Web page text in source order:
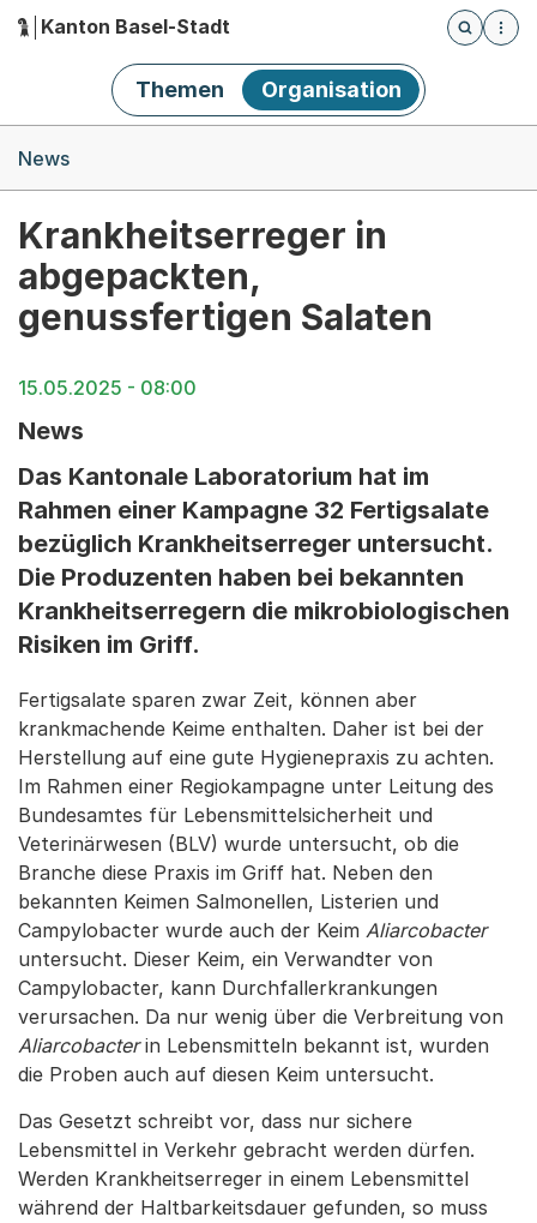
Hauptnavigation
Kanton Basel-Stadt
Öffnet
Themen Organisation
News
Krankheitserreger in
abgepackten,
genussfertigen Salaten
15.05.2025 - 08:00
News
Das Kantonale Laboratorium hat im
Rahmen einer Kampagne 32 Fertigsalate
bezüglich Krankheitserreger untersucht.
Die Produzenten haben bei bekannten
Krankheitserregern die mikrobiologischen
Risiken im Griff.
Fertigsalate sparen zwar Zeit, können aber
krankmachende Keime enthalten. Daher ist bei der
Herstellung auf eine gute Hygienepraxis zu achten.
Im Rahmen einer Regiokampagne unter Leitung des
Bundesamtes für Lebensmittelsicherheit und
Veterinärwesen (BLV) wurde untersucht, ob die
Branche diese Praxis im Griff hat. Neben den
bekannten Keimen Salmonellen, Listerien und
Campylobacter wurde auch der Keim Aliarcobacter
untersucht. Dieser Keim, ein Verwandter von
Campylobacter, kann Durchfallerkrankungen
verursachen. Da nur wenig über die Verbreitung von
Aliarcobacterin Lebensmitteln bekannt ist, wurden
die Proben auch auf diesen Keim untersucht.
Das Gesetzt schreibt vor, dass nur sichere
Lebensmittel in Verkehr gebracht werden dürfen.
Werden Krankheitserreger in einem Lebensmittel
während der Haltbarkeitsdauer gefunden, so muss